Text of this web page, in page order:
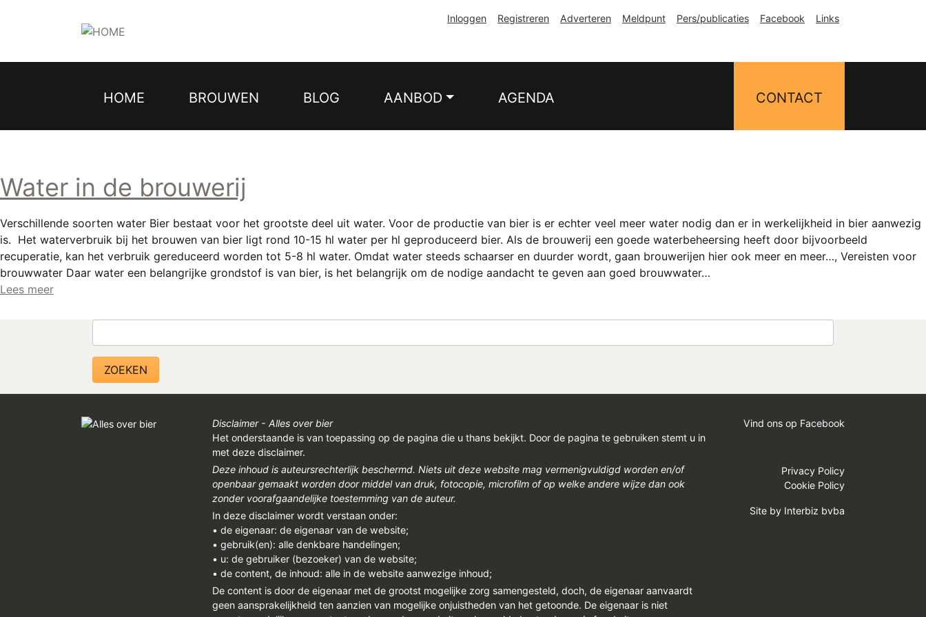
Inloggen Registreren Adverteren Meldpunt Pers/publicaties Facebook Links
Hoofdnavigatie
HOME BROUWEN BLOG AANBOD AGENDA CONTACT
Water in de brouwerij
Verschillende soorten water Bier bestaat voor het grootste deel uit water. Voor de productie van bier is er echter veel meer water nodig dan er in werkelijkheid in bier aanwezig
is. Het waterverbruik bij het brouwen van bier ligt rond 10-15 hl water per hl geproduceerd bier. Als de brouwerij een goede waterbeheersing heeft door bijvoorbeeld
recuperatie, kan het verbruik gereduceerd worden tot 5-8 hl water. Omdat water steeds schaarser en duurder wordt, gaan brouwerijen hier ook meer en meer…, Vereisten voor
brouwwater Daar water een belangrijke grondstof is van bier, is het belangrijk om de nodige aandacht te geven aan goed brouwwater…
Lees meer
Disclaimer - Alles over bier
Het onderstaande is van toepassing op de pagina die u thans bekijkt. Door de pagina te gebruiken stemt u in
met deze disclaimer.
Deze inhoud is auteursrechterlijk beschermd. Niets uit deze website mag vermenigvuldigd worden en/of
openbaar gemaakt worden door middel van druk, fotocopie, microfilm of op welke andere wijze dan ook
zonder voorafgaandelijke toestemming van de auteur.
In deze disclaimer wordt verstaan onder:
• de eigenaar: de eigenaar van de website;
• gebruik(en): alle denkbare handelingen;
• u: de gebruiker (bezoeker) van de website;
• de content, de inhoud: alle in de website aanwezige inhoud;
De content is door de eigenaar met de grootst mogelijke zorg samengesteld, doch, de eigenaar aanvaardt
geen aansprakelijkheid ten aanzien van mogelijke onjuistheden van het getoonde. De eigenaar is niet
Vind ons op Facebook
Privacy Policy
Cookie Policy
Site by Interbiz bvba